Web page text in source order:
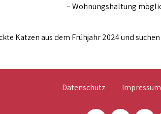
– Wohnungshaltung
Katzen aus dem Frühjahr 2024 und
Datenschutz Impressum